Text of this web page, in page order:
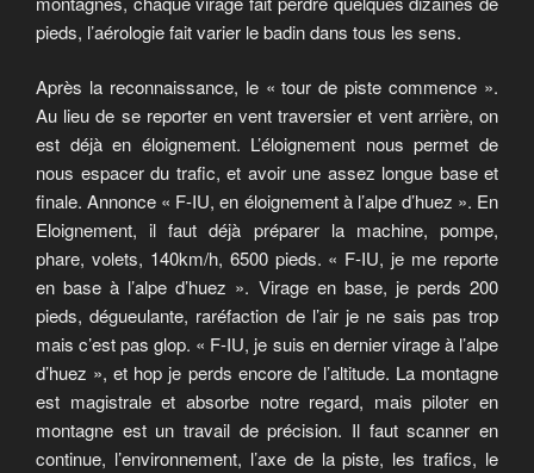
pieds, l’aérologie fait varier le badin dans tous les sens.
Après la reconnaissance, le « tour de piste commence ».
Au lieu de se reporter en vent traversier et vent arrière, on
est déjà en éloignement. L’éloignement nous permet de
nous espacer du trafic, et avoir une assez longue base et
finale. Annonce « F-IU, en éloignement à l’alpe d’huez ». En
Eloignement, il faut déjà préparer la machine, pompe,
phare, volets, 140km/h, 6500 pieds. « F-IU, je me reporte
en base à l’alpe d’huez ». Virage en base, je perds 200
pieds, dégueulante, raréfaction de l’air je ne sais pas trop
mais c’est pas glop. « F-IU, je suis en dernier virage à l’alpe
d’huez », et hop je perds encore de l’altitude. La montagne
est magistrale et absorbe notre regard, mais piloter en
montagne est un travail de précision. Il faut scanner en
continue, l’environnement, l’axe de la piste, les trafics, le